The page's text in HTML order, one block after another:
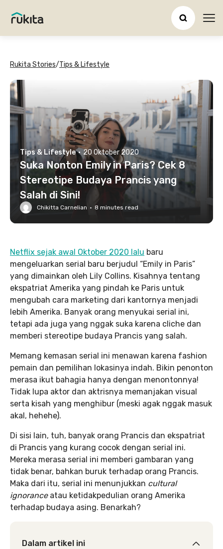
Rukita Stories/Tips & Lifestyle
Tips & Lifestyle · 20 Oktober 2020
Suka Nonton Emily in Paris? Cek 8
Stereotipe Budaya Prancis yang
Salah di Sini!
Chikitta Carnelian · 8 minutes read
Netflix sejak awal Oktober 2020 lalu baru
mengeluarkan serial baru berjudul “Emily in Paris”
yang dimainkan oleh Lily Collins. Kisahnya tentang
ekspatriat Amerika yang pindah ke Paris untuk
mengubah cara marketing dari kantornya menjadi
lebih Amerika. Banyak orang menyukai serial ini,
tetapi ada juga yang nggak suka karena cliche dan
memberi stereotipe budaya Prancis yang salah.
Memang kemasan serial ini menawan karena fashion
pemain dan pemilihan lokasinya indah. Bikin penonton
merasa ikut bahagia hanya dengan menontonnya!
Tidak lupa aktor dan aktrisnya memanjakan visual
serta kisah yang menghibur (meski agak nggak masuk
akal, hehehe).
Di sisi lain, tuh, banyak orang Prancis dan ekspatriat
di Prancis yang kurang cocok dengan serial ini.
Mereka merasa serial ini memberi gambaran yang
tidak benar, bahkan buruk terhadap orang Prancis.
Maka dari itu, serial ini menunjukkan cultural
ignorance atau ketidakpedulian orang Amerika
terhadap budaya asing. Benarkah?
Dalam artikel ini